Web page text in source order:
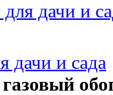
дачи и
дачи и сада